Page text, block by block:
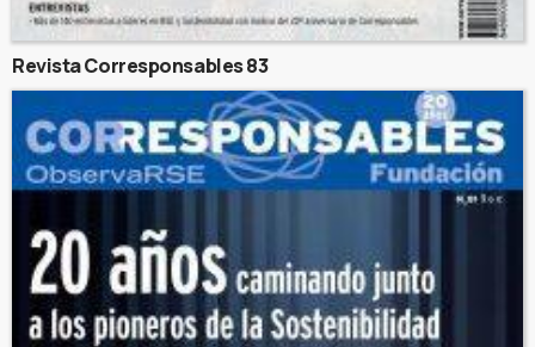
Revista Corresponsables 83